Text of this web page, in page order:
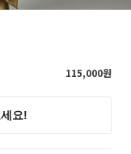
115,000원